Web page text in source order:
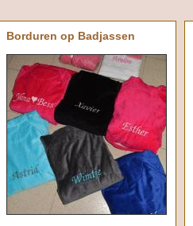
Borduren op Badjassen